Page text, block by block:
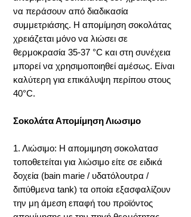
να περάσουν από διαδικασία
συμμετριάσης. Η απομίμηση σοκολάτας
χρειάζεται μόνο να λιώσει σε
θερμοκρασία 35-37 °C και στη συνέχεια
μπορεί να χρησιμοποιηθεί αμέσως. Είναι
καλύτερη για επικάλυψη περίπου στους
40°C.
Σοκολάτα Απομίμηση Λιωσιμο
1. Λιώσιμο: Η απομιμηση σοκολατασ
τοποθετείται για λιώσιμο είτε σε ειδικά
δοχεία (bain marie / υδατόλουτρα /
διπύθμενα tank) τα οποία εξασφαλίζουν
την μη άμεση επαφή του προϊόντος